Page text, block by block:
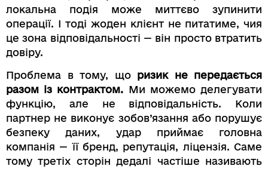
локальна подія може миттєво зупинити
операції. І тоді жоден клієнт не питатиме, чия
це зона відповідальності — він просто втратить
довіру.
Проблема в тому, що ризик не передається
разом із контрактом. Ми можемо делегувати
функцію, але не відповідальність. Коли
партнер не виконує зобов’язання або порушує
безпеку даних, удар приймає головна
компанія — її бренд, репутація, ліцензія. Саме
тому третіх сторін дедалі частіше називають